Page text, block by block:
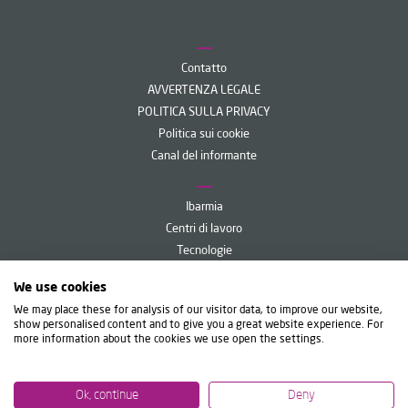
Contatto
AVVERTENZA LEGALE
POLITICA SULLA PRIVACY
Politica sui cookie
Canal del informante
Ibarmia
Centri di lavoro
Tecnologie
IBARMIA INNOVATEK, S.L.U.
T+34 943 857 000
We use cookies
We may place these for analysis of our visitor data, to improve our website,
show personalised content and to give you a great website experience. For
more information about the cookies we use open the settings.
Ok, continue Deny